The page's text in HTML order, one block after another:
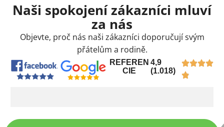
Naši spokojení zákazníci mluví
za nás
Objevte, proč nás naši zákazníci doporučují svým
přátelům a rodině.
REFEREN
CIE
4,9
(1.018)